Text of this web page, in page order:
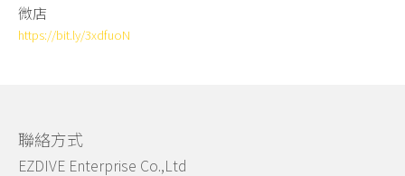
微店
https://bit.ly/3xdfuoN
聯絡方式
EZDIVE Enterprise Co.,Ltd